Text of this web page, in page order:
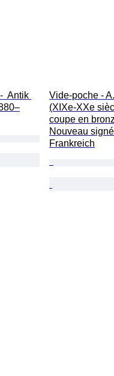
Antik
Vide-poche -
(XIXe-XXe
coupe en
Nouveau
Frankreich